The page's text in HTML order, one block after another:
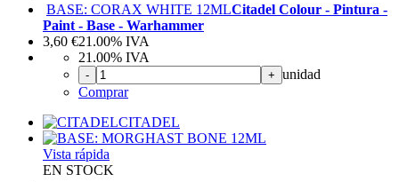
BASE: CORAX WHITE 12MLCitadel Colour - Pintura -
Paint - Base - Warhammer
3,60 €21.00% IVA
21.00% IVA
- + unidad
Comprar
CITADEL
Vista rápida
EN STOCK